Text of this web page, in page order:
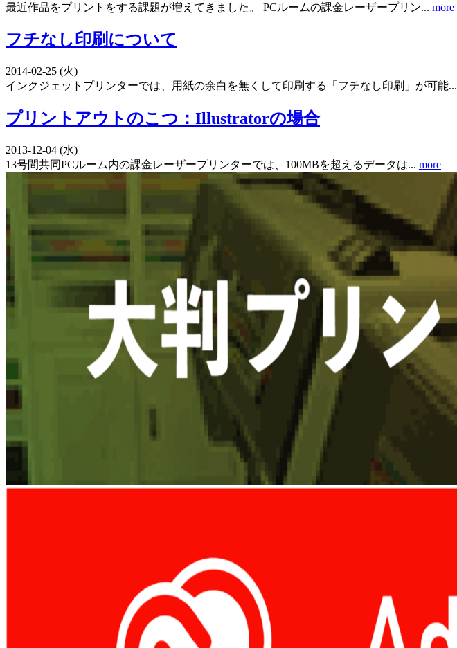
最近作品をプリントをする課題が増えてきました。 PCルームの課金レーザープリン... more
フチなし印刷について
2014-02-25 (火)
インクジェットプリンターでは、用紙の余白を無くして印刷する「フチなし印刷」が可能...
プリントアウトのこつ：Illustratorの場合
2013-12-04 (水)
13号間共同PCルーム内の課金レーザープリンターでは、100MBを超えるデータは... more